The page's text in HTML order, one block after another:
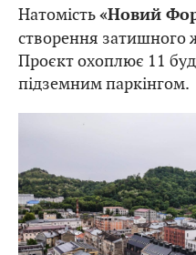
Натомість«Новий
створення затишного
Проєкт охоплює 11
підземним паркінгом.